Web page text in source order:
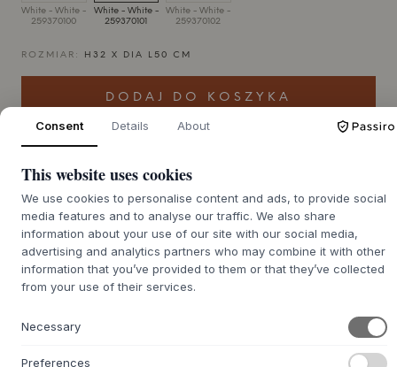
White - White -
259370100
White - White -
259370101
White - White -
259370102
ROZMIAR: H32 X DIA L50 CM
DODAJ DO KOSZYKA
O TYM PRODUKCIE
Abażur HDBidar odHouse Doctorto piękny przykład tego,
jak wschodnia estetyka spotyka się ze skandynawską
ryżowego rozciągniętego na cienkich metalowych drutach,
Consent Details About
This website uses cookies
We use cookies to personalise content and ads, to provide social
media features and to analyse our traffic. We also share
information about your use of our site with our social media,
advertising and analytics partners who may combine it with other
information that you’ve provided to them or that they’ve collected
from your use of their services.
Necessary
Preferences